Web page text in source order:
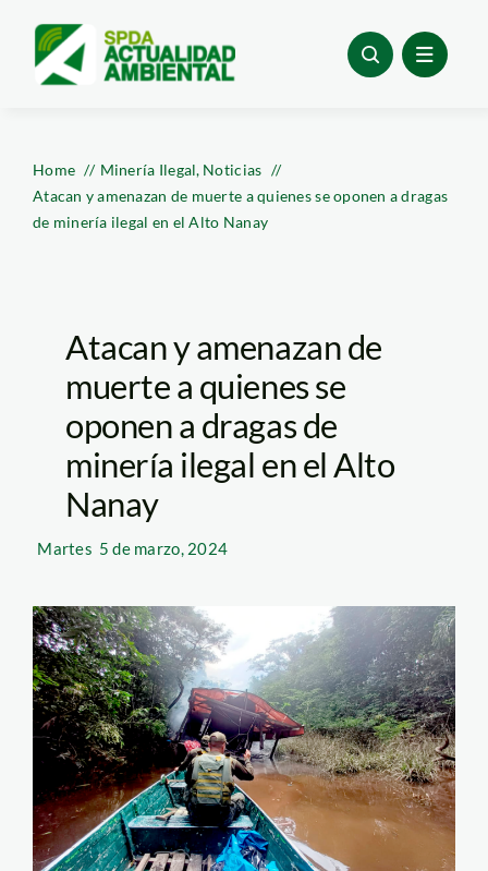
content
Home Minería Ilegal Noticias
Atacan y amenazan de muerte a quienes se oponen a dragas
de minería ilegal en el Alto Nanay
Atacan y amenazan de
muerte a quienes se
oponen a dragas de
minería ilegal en el Alto
Nanay
Martes 5 de marzo, 2024